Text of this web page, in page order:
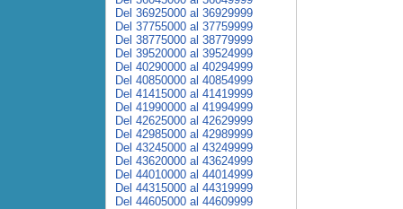
Del 36925000 al 36929999
Del 37755000 al 37759999
Del 38775000 al 38779999
Del 39520000 al 39524999
Del 40290000 al 40294999
Del 40850000 al 40854999
Del 41415000 al 41419999
Del 41990000 al 41994999
Del 42625000 al 42629999
Del 42985000 al 42989999
Del 43245000 al 43249999
Del 43620000 al 43624999
Del 44010000 al 44014999
Del 44315000 al 44319999
Del 44605000 al 44609999